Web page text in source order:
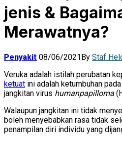
jenis &
Merawatnya?
Penyakit 08/06/2021By Staf
Veruka adalah istilah perubatan
ketuat ini adalah ketumbuhan
jangkitan virus humanpapilloma
Walaupun jangkitan ini tidak
boleh menyebabkan rasa tidak
penampilan diri individu yang